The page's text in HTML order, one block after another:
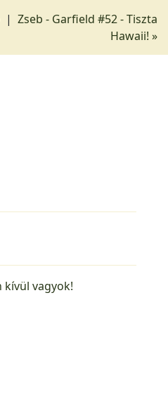
| Zseb - Garfield #52 - Tiszta
Hawaii! »